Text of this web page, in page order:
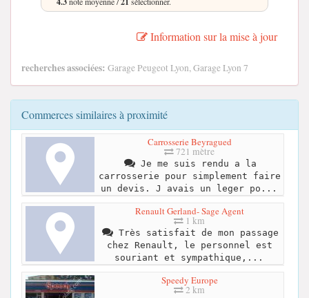
Information sur la mise à jour
recherches associées: Garage Peugeot Lyon, Garage Lyon 7
Commerces similaires à proximité
Carrosserie Beyragued
721 mètre
Je me suis rendu a la
carrosserie pour simplement faire
un devis. J avais un leger po...
Renault Gerland- Sage Agent
1 km
Très satisfait de mon passage
chez Renault, le personnel est
souriant et sympathique,...
Speedy Europe
2 km